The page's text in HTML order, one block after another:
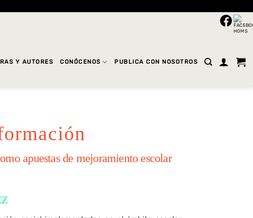
Y AUTORES CONÓCENOS PUBLICA CON NOSOTROS
apuestas de mejoramiento escolar